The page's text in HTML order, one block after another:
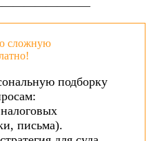
сложную
подборку
письма).